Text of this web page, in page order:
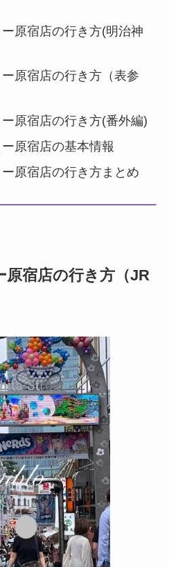
原宿店の行き方(明治神
原宿店の行き方（表参
原宿店の行き方(番外編)
原宿店の基本情報
原宿店の行き方まとめ
宿店の行き方（JR